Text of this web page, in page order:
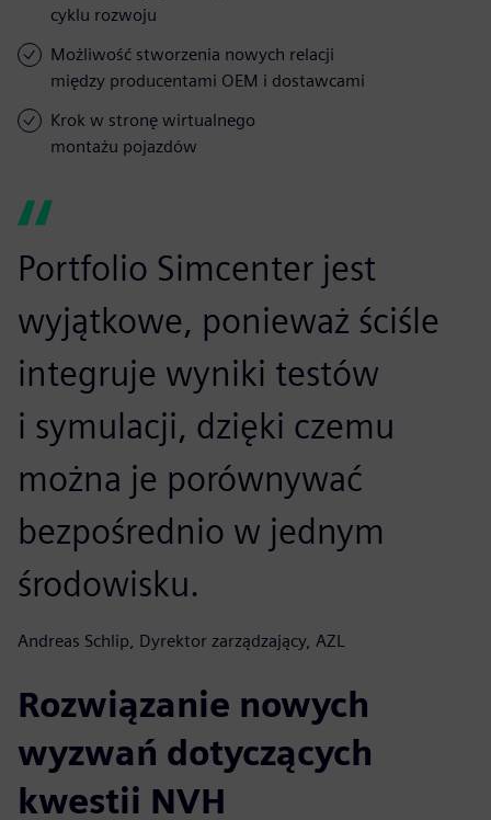
cyklu rozwoju
Możliwość stworzenia nowych relacji
między producentami OEM i dostawcami
Krok w stronę wirtualnego
montażu pojazdów
Portfolio Simcenter jest
wyjątkowe, ponieważ ściśle
integruje wyniki testów
i symulacji, dzięki czemu
można je porównywać
bezpośrednio w jednym
środowisku.
Andreas Schlip, Dyrektor zarządzający, AZL
Rozwiązanie nowych
wyzwań dotyczących
kwestii NVH